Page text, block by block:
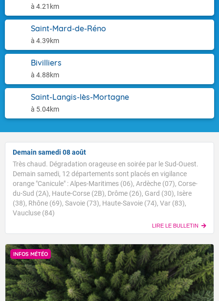
à 4.21km
Saint-Mard-de-Réno
à 4.39km
Bivilliers
à 4.88km
Saint-Langis-lès-Mortagne
à 5.04km
Demain samedi 08 août
Très chaud. Dégradation orageuse en soirée par le Sud-Ouest.
Demain samedi, 12 départements sont placés en vigilance
orange "Canicule" : Alpes-Maritimes (06), Ardèche (07), Corse-
du-Sud (2A), Haute-Corse (2B), Drôme (26), Gard (30), Isère
(38), Rhône (69), Savoie (73), Haute-Savoie (74), Var (83),
Vaucluse (84)
LIRE LE BULLETIN
INFOS MÉTÉO